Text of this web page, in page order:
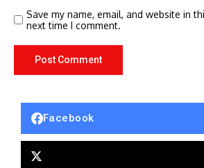
Save my name, email, and website in
next time I comment.
Facebook